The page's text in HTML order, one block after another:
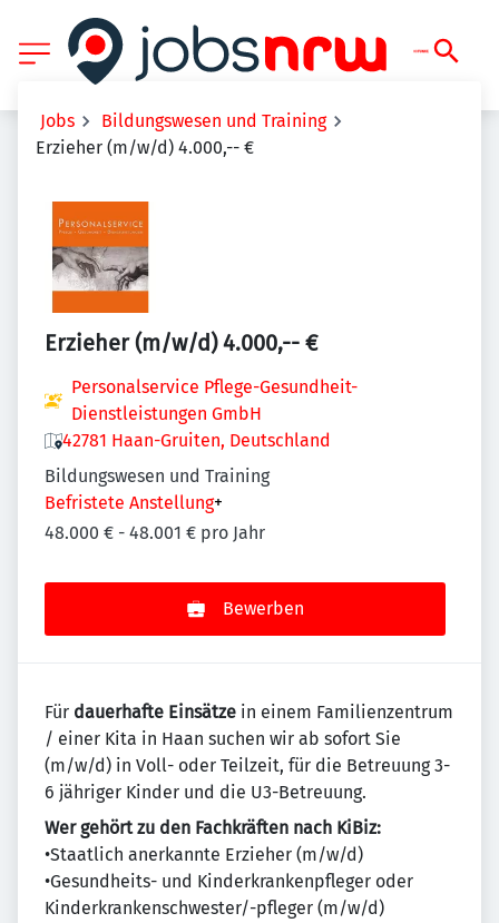
Jobs
Bildungswesen und Training
Erzieher (m/w/d) 4.000,-- €
Erzieher (m/w/d) 4.000,-- €
Personalservice Pflege-Gesundheit-
Dienstleistungen GmbH
42781 Haan-Gruiten, Deutschland
Bildungswesen und Training
Befristete Anstellung+
48.000 € - 48.001 € pro Jahr
Bewerben
Für dauerhafte Einsätze in einem Familienzentrum
/ einer Kita in Haan suchen wir ab sofort Sie
(m/w/d) in Voll- oder Teilzeit, für die Betreuung 3-
6 jähriger Kinder und die U3-Betreuung.
Wer gehört zu den Fachkräften nach KiBiz:
•Staatlich anerkannte Erzieher (m/w/d)
•Gesundheits- und Kinderkrankenpfleger oder
Kinderkrankenschwester/-pfleger (m/w/d)